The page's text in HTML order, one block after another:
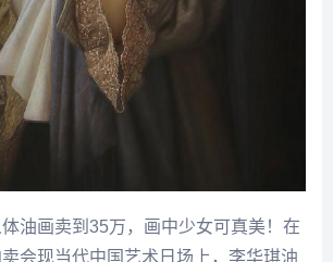
油画卖到35万，画中少女可真美！在
会现当代中国艺术日场上， 李华琪油